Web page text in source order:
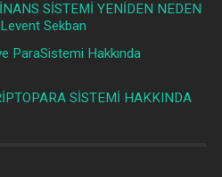
SİSTEMİ YENİDEN NEDEN
Sekban
ParaSistemi Hakkında
SİSTEMİ HAKKINDA